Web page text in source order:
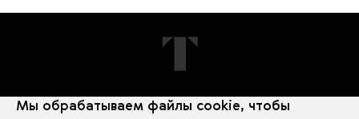
ПОДПИШИТЕСЬ НА НОВОСТИ
Мы обрабатываем файлы cookie, чтобы